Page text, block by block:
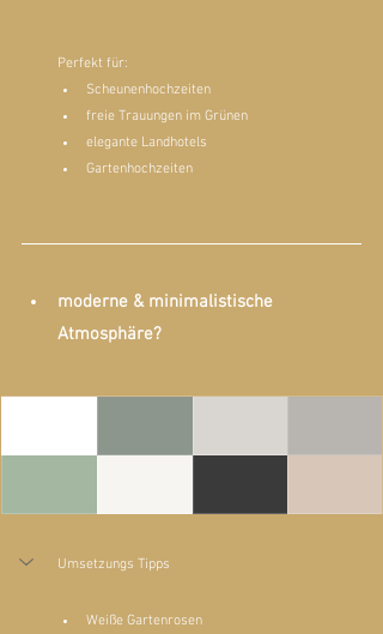
Perfekt für:
Scheunenhochzeiten
freie Trauungen im Grünen
elegante Landhotels
Gartenhochzeiten
moderne & minimalistische
Atmosphäre?
Umsetzungs Tipps
Weiße Gartenrosen